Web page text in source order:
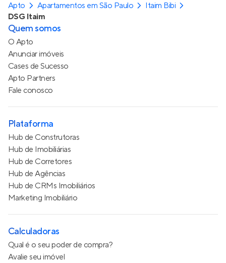
Apto Apartamentos em São Paulo
Itaim Bibi
DSG Itaim
Quem somos
O Apto
Anunciar imóveis
Cases de Sucesso
Apto Partners
Fale conosco
Plataforma
Hub de Construtoras
Hub de Imobiliárias
Hub de Corretores
Hub de Agências
Hub de CRMs Imobiliários
Marketing Imobiliário
Calculadoras
Qual é o seu poder de compra?
Avalie seu imóvel